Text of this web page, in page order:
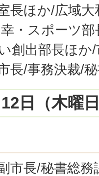
長ほか/広域
・スポーツ
創出部長ほか
長/事務決裁/
日（木曜日
市長/秘書総